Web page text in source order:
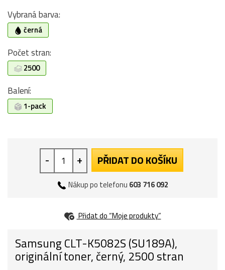
Vybraná barva:
černá
Počet stran:
2500
Balení:
1-pack
- + PŘIDAT DO KOŠÍKU
Nákup po telefonu 603 716 092
Přidat do “Moje produkty”
Samsung CLT-K5082S (SU189A),
originální toner, černý, 2500 stran